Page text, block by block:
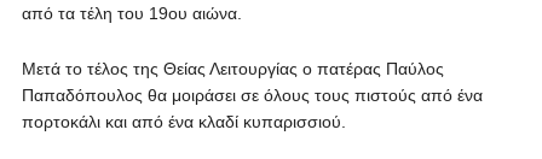
από τα τέλη του 19ου αιώνα.
Μετά το τέλος της Θείας Λειτουργίας ο πατέρας Παύλος
Παπαδόπουλος θα μοιράσει σε όλους τους πιστούς από ένα
πορτοκάλι και από ένα κλαδί κυπαρισσιού.